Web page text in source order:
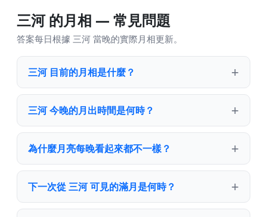
三河 的月相 — 常見問題
答案每日根據 三河 當晚的實際月相更新。
三河 目前的月相是什麼？
三河 今晚的月出時間是何時？
為什麼月亮每晚看起來都不一樣？
下一次從 三河 可見的滿月是何時？